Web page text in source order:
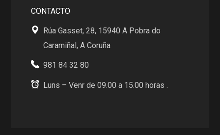
CONTACTO
Rúa Gasset, 28, 15940 A Pobra do
Caramiñal, A Coruña
981 84 32 80
Luns – Venr de 09.00 a 15.00 horas .